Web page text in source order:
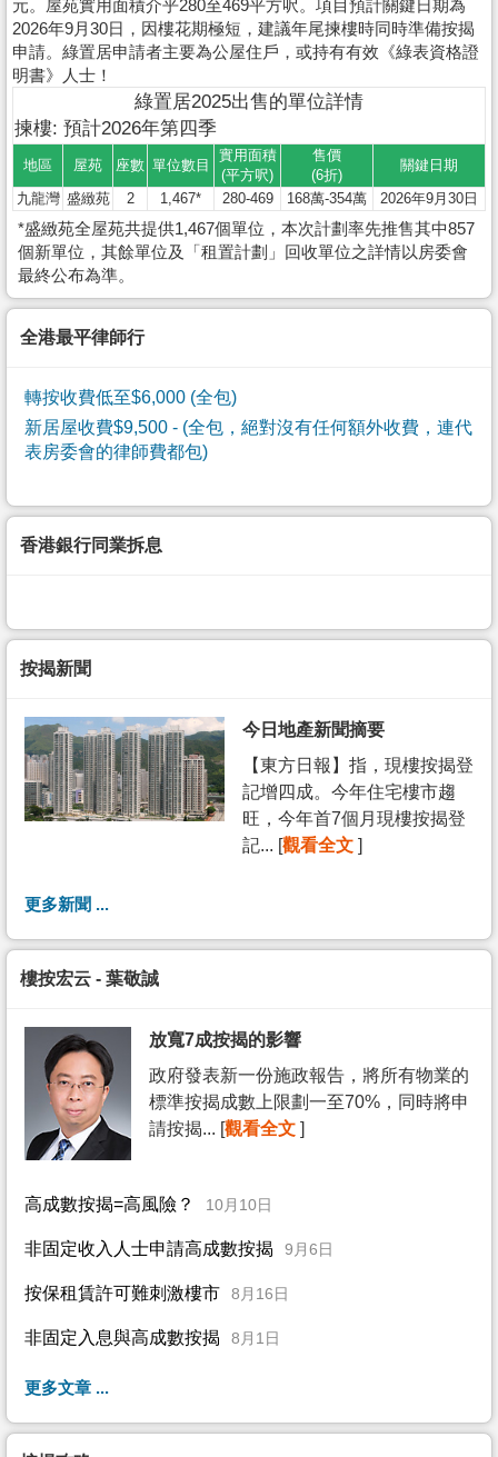
元。屋苑實用面積介乎280至469平方呎。項目預計關鍵日期為
2026年9月30日，因樓花期極短，建議年尾揀樓時同時準備按揭
申請。綠置居申請者主要為公屋住戶，或持有有效《綠表資格證
明書》人士！
綠置居2025出售的單位詳情
揀樓: 預計2026年第四季
地區 屋苑 座數 單位數目
實用面積
(平方呎)
售價
(6折)
關鍵日期
九龍灣 盛緻苑 2 1,467* 280-469 168萬-354萬 2026年9月30日
*盛緻苑全屋苑共提供1,467個單位，本次計劃率先推售其中857
個新單位，其餘單位及「租置計劃」回收單位之詳情以房委會
最終公布為準。
全港最平律師行
轉按收費低至$6,000 (全包)
新居屋收費$9,500 - (全包，絕對沒有任何額外收費，連代
表房委會的律師費都包)
香港銀行同業拆息
按揭新聞
今日地產新聞摘要
【東方日報】指，現樓按揭登
記增四成。今年住宅樓市趨
旺，今年首7個月現樓按揭登
記... [觀看全文 ]
更多新聞 ...
樓按宏云 - 葉敬誠
放寬7成按揭的影響
政府發表新一份施政報告，將所有物業的
標準按揭成數上限劃一至70%，同時將申
請按揭... [觀看全文 ]
高成數按揭=高風險？ 10月10日
非固定收入人士申請高成數按揭 9月6日
按保租賃許可難刺激樓市 8月16日
非固定入息與高成數按揭 8月1日
更多文章 ...